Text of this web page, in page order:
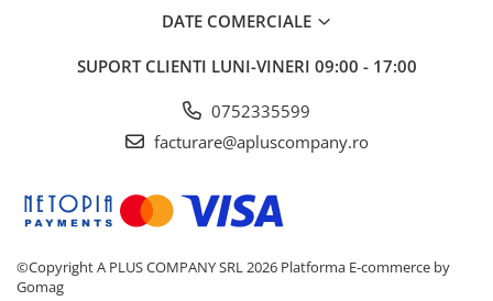
DATE COMERCIALE
SUPORT CLIENTI LUNI-VINERI 09:00 - 17:00
0752335599
facturare@apluscompany.ro
©Copyright A PLUS COMPANY SRL 2026 Platforma E-commerce by
Gomag